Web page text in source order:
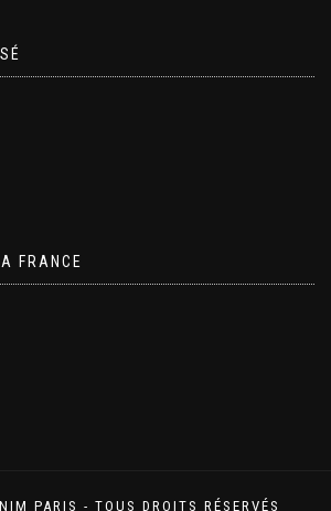
FRANCE
PARIS - TOUS DROITS RÉSERVÉS